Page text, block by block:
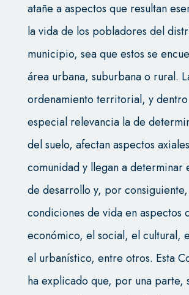
atañe a aspectos que resultan
la vida de los pobladores del
municipio, sea que estos se
área urbana, suburbana o rural.
ordenamiento territorial, y
especial relevancia la de
del suelo, afectan aspectos
comunidad y llegan a determinar
de desarrollo y, por consiguiente,
condiciones de vida en aspectos
económico, el social, el cultural,
el urbanístico, entre otros. Esta
ha explicado que, por una parte,